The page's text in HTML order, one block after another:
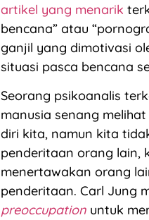
artikel yang menarik
bencana” atau
ganjil yang dimotivasi
situasi pasca bencana
Seorang psikoanalis
manusia senang
diri kita, namun kita
penderitaan orang lain,
menertawakan orang
penderitaan. Carl Jung
preoccupation untuk